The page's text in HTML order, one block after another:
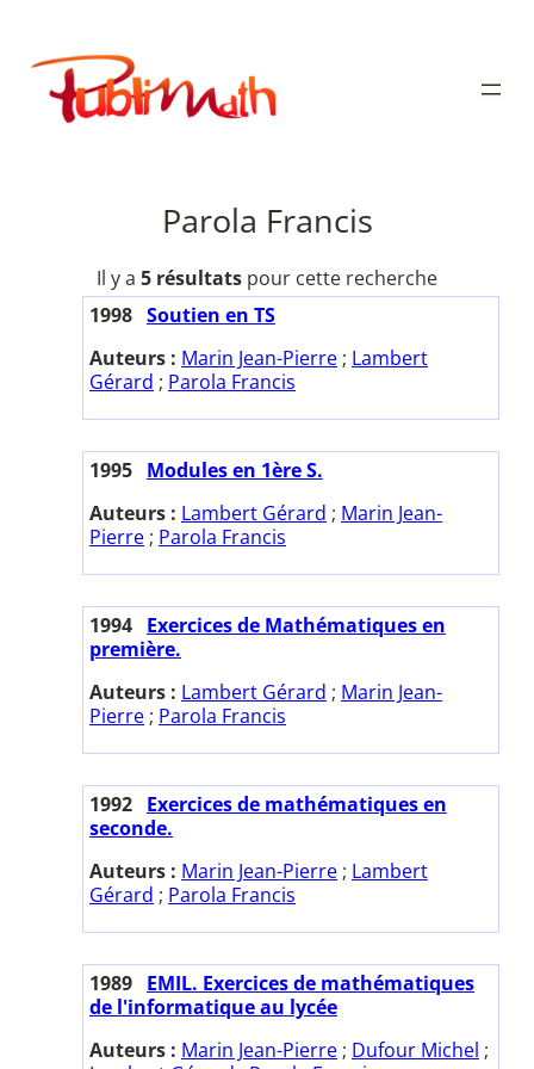
contenu
Publimath
Parola Francis
Il y a 5 résultats pour cette recherche
1998 Soutien en TS
Auteurs : Marin Jean-Pierre ; Lambert
Gérard ; Parola Francis
1995 Modules en 1ère S.
Auteurs : Lambert Gérard ; Marin Jean-
Pierre ; Parola Francis
1994 Exercices de Mathématiques en
première.
Auteurs : Lambert Gérard ; Marin Jean-
Pierre ; Parola Francis
1992 Exercices de mathématiques en
seconde.
Auteurs : Marin Jean-Pierre ; Lambert
Gérard ; Parola Francis
1989 EMIL. Exercices de mathématiques
de l'informatique au lycée
Auteurs : Marin Jean-Pierre ; Dufour Michel ;